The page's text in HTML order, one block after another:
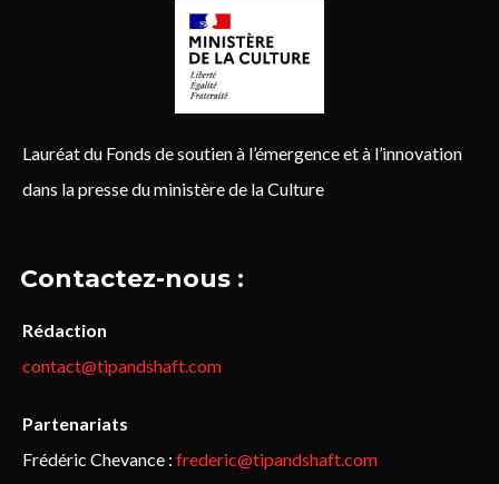
Lauréat du Fonds de soutien à l’émergence et à l’innovation
dans la presse du ministère de la Culture
Contactez-nous :
Rédaction
contact@tipandshaft.com
Partenariats
Frédéric Chevance : frederic@tipandshaft.com